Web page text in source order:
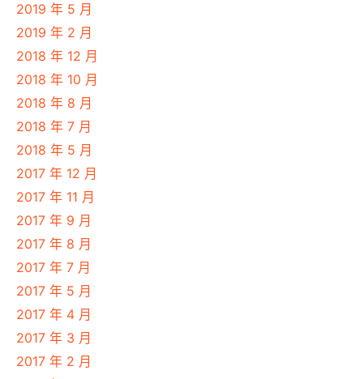
2019 年 5 月
2019 年 2 月
2018 年 12 月
2018 年 10 月
2018 年 8 月
2018 年 7 月
2018 年 5 月
2017 年 12 月
2017 年 11 月
2017 年 9 月
2017 年 8 月
2017 年 7 月
2017 年 5 月
2017 年 4 月
2017 年 3 月
2017 年 2 月